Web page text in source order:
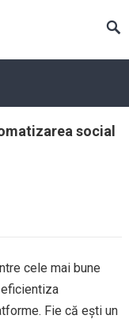
social
cele mai bune
Fie că ești un